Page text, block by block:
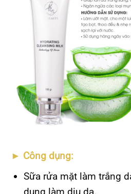
► Công dụng:
Sữa rửa mặt làm trắng
dụng làm dịu da.